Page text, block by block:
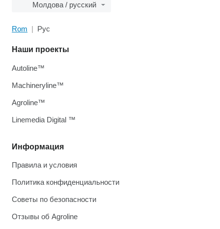
Молдова / русский
Rom Рус
Информация
Правила и условия
Политика конфиденциальности
Советы по безопасности
Отзывы об Agroline
Наши проекты
Autoline™
Machineryline™
Agroline™
Linemedia Digital ™